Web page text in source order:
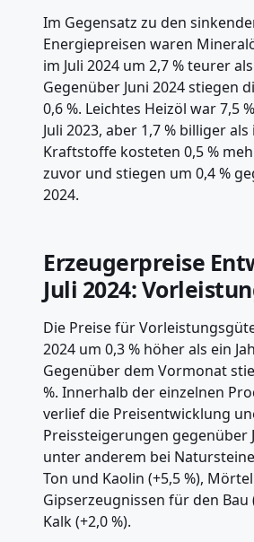
Im Gegensatz zu den
Energiepreisen waren
im Juli 2024 um 2,7 % teurer
Gegenüber Juni 2024 stiegen
0,6 %. Leichtes Heizöl war 7,5
Juli 2023, aber 1,7 % billiger als
Kraftstoffe kosteten 0,5 %
zuvor und stiegen um 0,4 %
2024.
Erzeugerpreise
Juli 2024:
Die Preise für
2024 um 0,3 % höher als ein
Gegenüber dem Vormonat
%. Innerhalb der einzelnen
verlief die Preisentwicklung
Preissteigerungen gegenüber
unter anderem bei
Ton und Kaolin (+5,5 %), Mörtel
Gipserzeugnissen für den Bau
Kalk (+2,0 %).